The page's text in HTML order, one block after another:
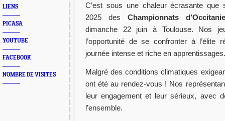
LIENS
PICASA
YOUTUBE
FACEBOOK
NOMBRE DE VISITES
C’est sous une chaleur écrasante que
2025 des Championnats
dimanche 22 juin à Toulouse. Nos
l’opportunité de se confronter à l’élite
journée intense et riche en apprentissages.
Malgré des conditions climatiques
ont été au rendez-vous ! Nos
leur engagement et leur sérieux, avec
l’ensemble.